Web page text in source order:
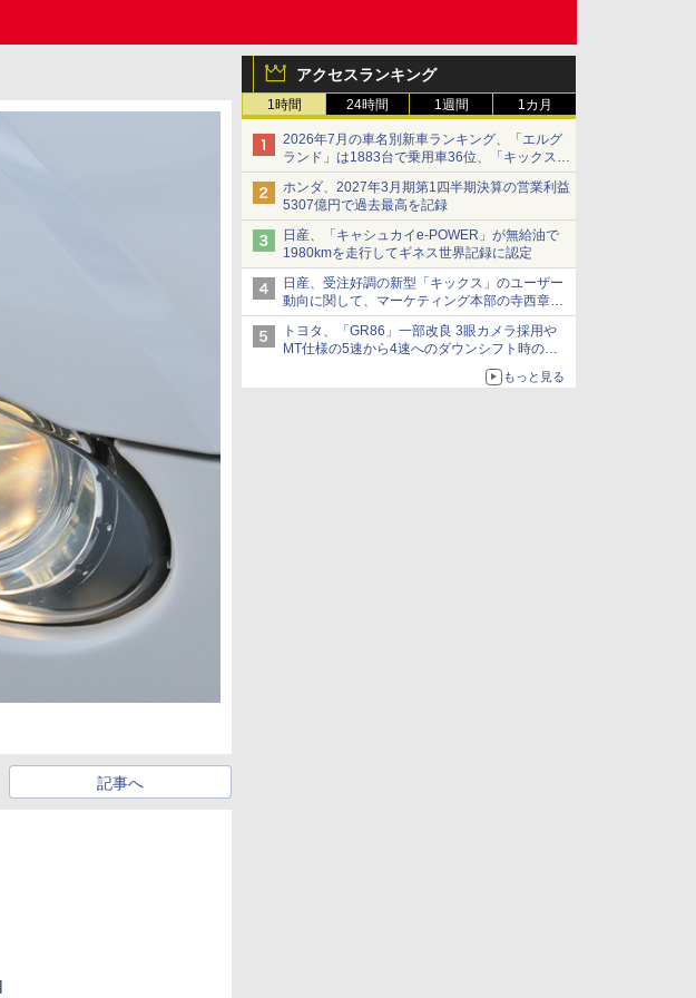
アクセスランキング
1時間 24時間 1週間 1カ月
2026年7月の車名別新車ランキング、「エルグ
ランド」は1883台で乗用車36位、「キックス」
は2591台で27位に
ホンダ、2027年3月期第1四半期決算の営業利益
5307億円で過去最高を記録
日産、「キャシュカイe-POWER」が無給油で
1980kmを走行してギネス世界記録に認定
日産、受注好調の新型「キックス」のユーザー
動向に関して、マーケティング本部の寺西章氏
が解説
トヨタ、「GR86」一部改良 3眼カメラ採用や
MT仕様の5速から4速へのダウンシフト時の操
もっと見る
記事へ